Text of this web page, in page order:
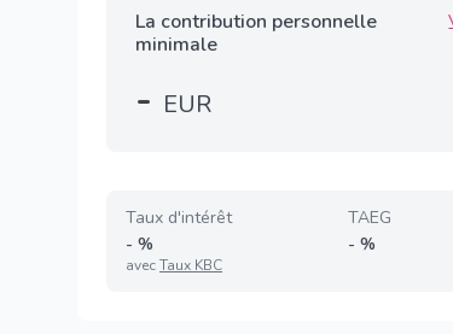
La contribution personnelle
minimale
- EUR
Taux d'intérêt
- %
avecTaux KBC
TAEG
- %